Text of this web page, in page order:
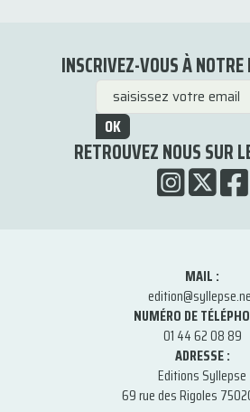
INSCRIVEZ-VOUS À
OK
RETROUVEZ NOUS SUR
MAIL :
NUMÉRO DE
01 44 62 08 89
ADRESSE :
Editions Syllepse
69 rue des Rigoles